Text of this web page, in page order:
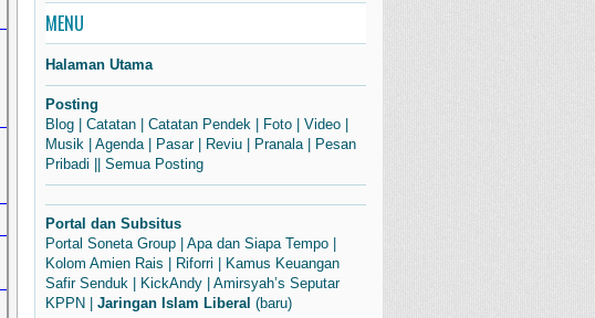
MENU
Halaman Utama
Posting
Blog
Catatan Catatan Pendek Foto Video
Musik
Agenda| Pasar| Reviu Pranala|
Pesan
Pribadi
Semua Posting
Portal dan Subsitus
Portal Soneta Group
Apa dan Siapa Tempo
Kolom Amien Rais
Riforri
Kamus Keuangan
Safir Senduk
KickAndy
Amirsyah’s Seputar
KPPN
Jaringan Islam Liberal (baru)